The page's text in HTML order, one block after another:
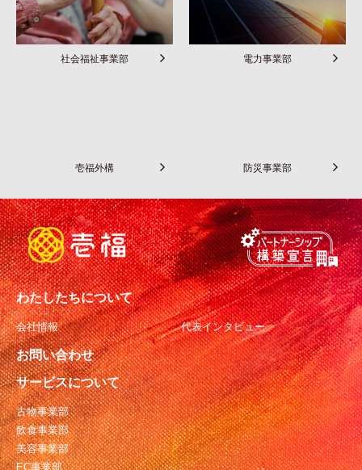
社会福祉事業部 電力事業部
壱福外構 防災事業部
わたしたちについて
会社情報 代表インタビュー
お問い合わせ
サービスについて
古物事業部
飲食事業部
美容事業部
EC事業部